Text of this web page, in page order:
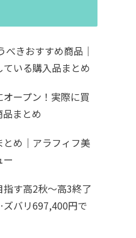
きおすすめ商品｜
いる購入品まとめ
オープン！実際に買
まとめ
め｜アラフィフ美
指す高2秋〜高3終了
バリ697,400円で